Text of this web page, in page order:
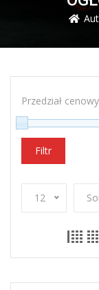
Przedział cenowy
Filtr
12